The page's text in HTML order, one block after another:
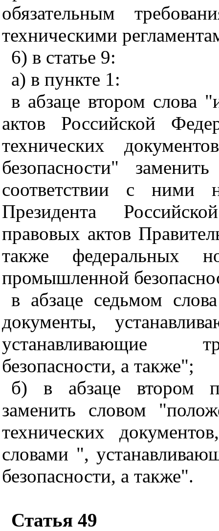
обязательным
техническими
6) в статье 9:
а) в пункте 1:
в абзаце втором слова
актов Российской
технических
безопасности"
соответствии с ними
Президента
правовых актов
также федеральных
промышленной
в абзаце седьмом
документы,
устанавливающие
безопасности, а также";
б) в абзаце втором
заменить словом
технических
словами ",
безопасности, а также".
Статья 49